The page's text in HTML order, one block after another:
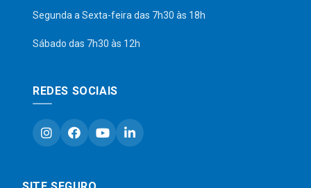
Segunda a Sexta-feira das 7h30 às 18h
Sábado das 7h30 às 12h
REDES SOCIAIS